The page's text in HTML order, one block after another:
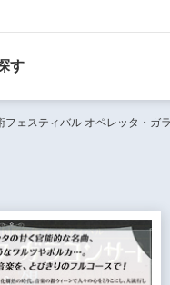
す
フェスティバル オペレッタ・